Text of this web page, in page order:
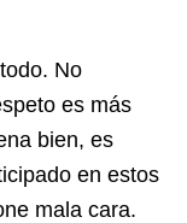
No
es más
bien, es
en estos
mala cara.